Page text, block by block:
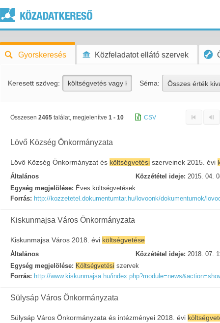
Gyorskeresés Közfeladatot ellátó szervek
Keresett szöveg: Séma: Összes érték
Összesen 2465 találat, megjelenítve 1 - 10 CSV
Lövő Község Önkormányzata
Lövő Község Önkormányzat és költségvetési szerveinek 2015. évi
Általános Közzététel ideje: 2015. 04.
Egység megjelölése: Éves költségvetések
Forrás: http://kozzetetel.dokumentumtar.hu/lovoonk/dokumentumok/
Kiskunmajsa Város Önkormányzata
Kiskunmajsa Város 2018. évi költségvetése
Általános Közzététel ideje: 2018. 07.
Egység megjelölése: Költségvetési szervek
Forrás: http://www.kiskunmajsa.hu/
Sülysáp Város Önkormányzata
Sülysáp Város Önkormányzata és intézményei 2018. évi